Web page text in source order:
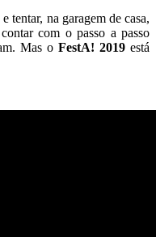
tentar, na garagem de casa,
com o passo a passo
Mas o FestA! 2019está